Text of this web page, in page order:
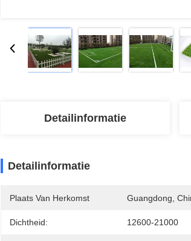
Detailinformatie
Detailinformatie
Plaats Van Herkomst Guangdong,
Dichtheid: 12600-21000